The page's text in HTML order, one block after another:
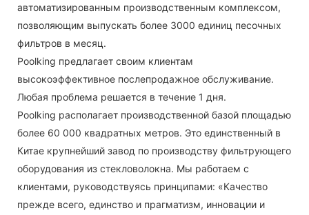
автоматизированным производственным комплексом,
позволяющим выпускать более 3000 единиц песочных
фильтров в месяц.
Poolking предлагает своим клиентам
высокоэффективное послепродажное обслуживание.
Любая проблема решается в течение 1 дня.
Poolking располагает производственной базой площадью
более 60 000 квадратных метров. Это единственный в
Китае крупнейший завод по производству фильтрующего
оборудования из стекловолокна. Мы работаем с
клиентами, руководствуясь принципами: «Качество
прежде всего, единство и прагматизм, инновации и